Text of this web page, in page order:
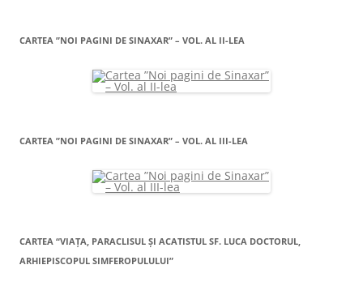
CARTEA ”NOI PAGINI DE SINAXAR” – VOL. AL II-LEA
CARTEA ”NOI PAGINI DE SINAXAR” – VOL. AL III-LEA
CARTEA “VIAŢA, PARACLISUL ŞI ACATISTUL SF. LUCA DOCTORUL,
ARHIEPISCOPUL SIMFEROPULULUI”